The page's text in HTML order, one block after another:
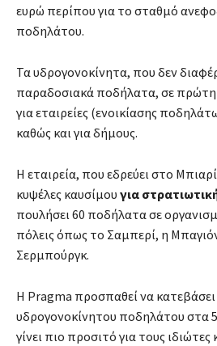
ευρώ περίπου για το σταθμό
ποδηλάτου.
Τα υδρογονοκίνητα, που δεν
παραδοσιακά ποδήλατα, σε
για εταιρείες (ενοικίασης
καθώς και για δήμους.
Η εταιρεία, που εδρεύει στο
κυψέλες καυσίμου για
πουλήσει 60 ποδήλατα σε
πόλεις όπως το Σαμπερί, η
Σερμπούργκ.
Η Pragma προσπαθεί να
υδρογονοκίνητου ποδηλάτου στα
γίνει πιο προσιτό για τους ιδιώτες